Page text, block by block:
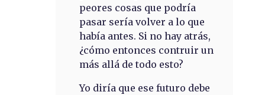
peores cosas que podría
pasar sería volver a lo que
había antes. Si no hay atrás,
¿cómo entonces contruir un
más allá de todo esto?
Yo diría que ese futuro debe